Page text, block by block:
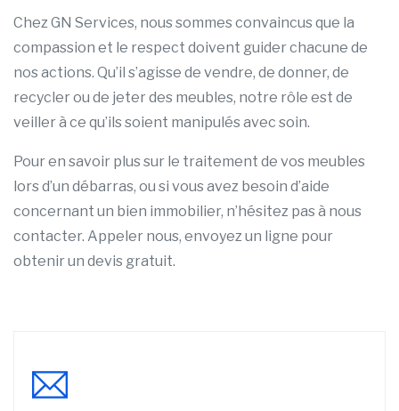
Chez GN Services, nous sommes convaincus que la
compassion et le respect doivent guider chacune de
nos actions. Qu’il s’agisse de vendre, de donner, de
recycler ou de jeter des meubles, notre rôle est de
veiller à ce qu’ils soient manipulés avec soin.
Pour en savoir plus sur le traitement de vos meubles
lors d’un débarras, ou si vous avez besoin d’aide
concernant un bien immobilier, n’hésitez pas à nous
contacter. Appeler nous, envoyez un ligne pour
obtenir un devis gratuit.